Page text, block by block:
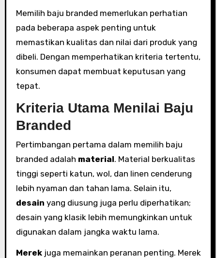
Memilih baju branded memerlukan perhatian
pada beberapa aspek penting untuk
memastikan kualitas dan nilai dari produk yang
dibeli. Dengan memperhatikan kriteria tertentu,
konsumen dapat membuat keputusan yang
tepat.
Kriteria Utama Menilai Baju
Branded
Pertimbangan pertama dalam memilih baju
branded adalah material. Material berkualitas
tinggi seperti katun, wol, dan linen cenderung
lebih nyaman dan tahan lama. Selain itu,
desain yang diusung juga perlu diperhatikan;
desain yang klasik lebih memungkinkan untuk
digunakan dalam jangka waktu lama.
Merekjuga memainkan peranan penting. Merek